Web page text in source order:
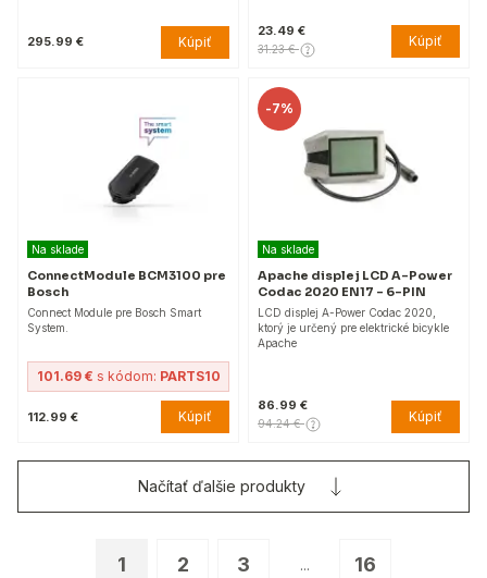
295.99 € Kúpiť
23.49 €
31.23 € Kúpiť
Na sklade
ConnectModule BCM3100 pre
Bosch
Connect Module pre Bosch Smart
System.
101.69 € s kódom: PARTS10
112.99 € Kúpiť
-7%
Na sklade
Apache displej LCD A-Power
Codac 2020 EN17 – 6-PIN
LCD displej A-Power Codac 2020,
ktorý je určený pre elektrické bicykle
Apache
86.99 €
94.24 € Kúpiť
1 2 3 ... 16
Načítať ďalšie produkty